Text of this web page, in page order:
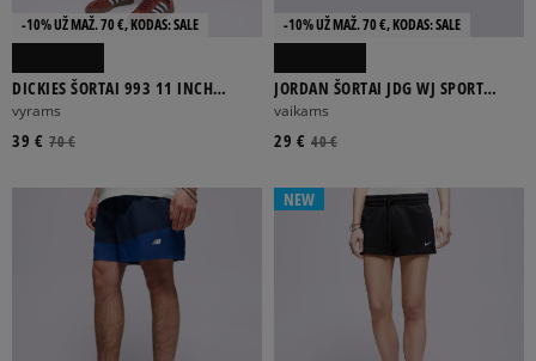
-10% UŽ MAŽ. 70 €, KODAS: SALE
DICKIES ŠORTAI 993 11 INCH
CARPENTER SHORT JEANS
vyrams
70 €
39 €
-10% UŽ MAŽ. 70 €, KODAS: SALE
JORDAN ŠORTAI JDG WJ SPORT
DIAMOND AOP G
vaikams
40 €
29 €
NEW